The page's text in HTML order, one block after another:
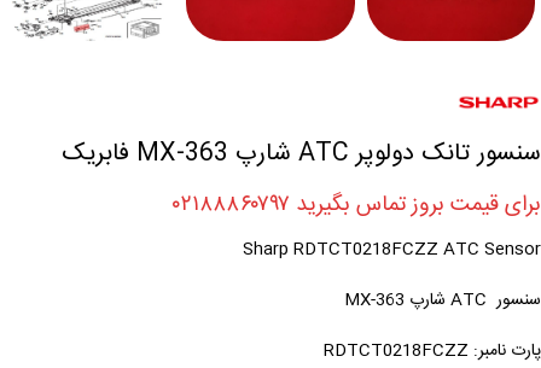
سنسور تانک دولوپر ATC شارپ MX-363 فابریک
برای قیمت بروز تماس بگیرید ۰۲۱۸۸۸۶۰۷۹۷
Sharp RDTCT0218FCZZ ATC Sensor
سنسور ATC شارپ MX-363
پارت نامبر: RDTCT0218FCZZ